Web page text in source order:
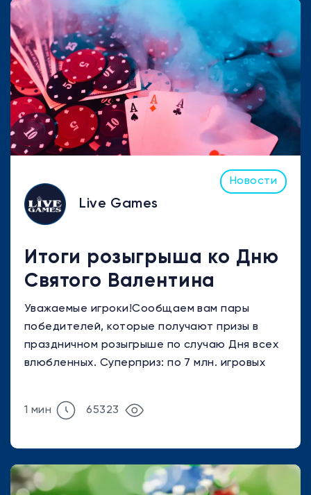
Live Games
Новости
Итоги розыгрыша ко Дню
Святого Валентина
Уважаемые игроки!Сообщаем вам пары
победителей, которые получают призы в
праздничном розыгрыше по случаю Дня всех
влюбленных. Суперприз: по 7 млн. игровых
1 мин 65323